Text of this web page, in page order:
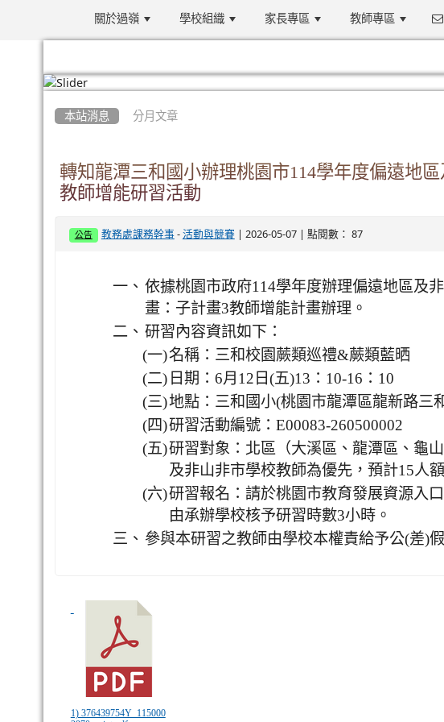
關於過嶺 學校組織 家長專區 教師專區
本站消息 分月文章
轉知龍潭三和國小辦理桃園市114學年度偏遠地
教師增能研習活動
公告 教務處課務幹事- 活動與競賽| 2026-05-07 | 點閱數： 87
一、 依據桃園市政府114學年度辦理偏遠地區及
畫：子計畫3教師增能計畫辦理。
二、 研習內容資訊如下：
(一)名稱：三和校園蕨類巡禮&蕨類藍晒
(二) 日期：6月12日(五)13：10-16：10
(三)地點：三和國小(桃園市龍潭區龍新路三
(四)研習活動編號：E00083-260500002
(五)研習對象：北區（大溪區、龍潭區、龜
及非山非市學校教師為優先，預計15人
(六)研習報名：請於桃園市教育發展資源入
由承辦學校核予研習時數3小時。
三、 參與本研習之教師由學校本權責給予公(差)
1) 376439754Y_115000